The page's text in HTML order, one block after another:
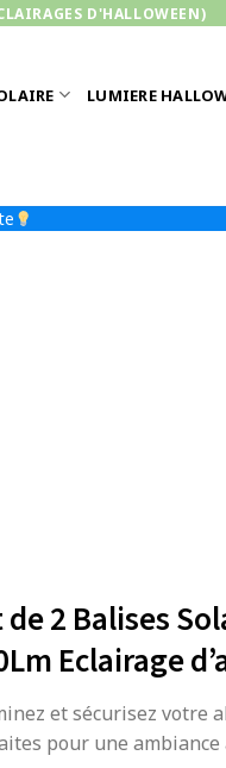
D'HALLOWEEN)
LUMIERE
de 2 Balises
Eclairage
et sécurisez votre
pour une